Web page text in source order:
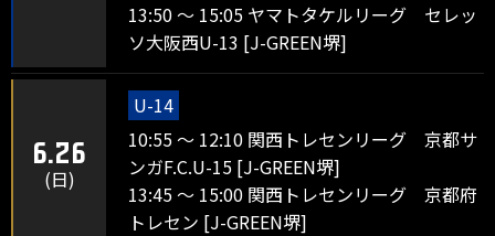
13:50 ～ 15:05 ヤマトタケルリーグ セレッ
ソ大阪西U-13 [J-GREEN堺]
6.26
(日)
U-14
10:55 ～ 12:10 関西トレセンリーグ 京都サ
ンガF.C.U-15 [J-GREEN堺]
13:45 ～ 15:00 関西トレセンリーグ 京都府
トレセン [J-GREEN堺]